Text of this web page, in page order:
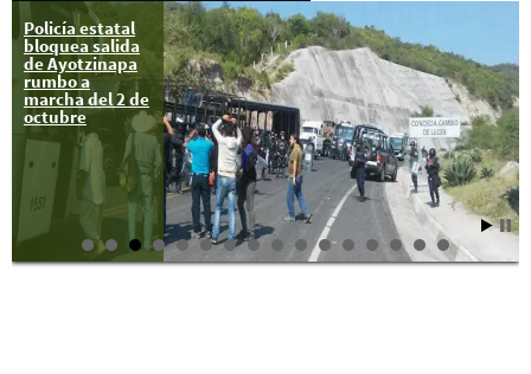
Policía estatal
bloquea salida
de Ayotzinapa
rumbo a
marcha del 2 de
octubre
Ayotzinapa: Te
buscaré hasta
el último latido
de mi corazón